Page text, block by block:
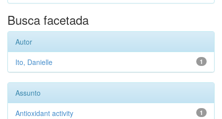
Busca facetada
Autor
1
Ito, Danielle
Assunto
1
Antioxidant activity